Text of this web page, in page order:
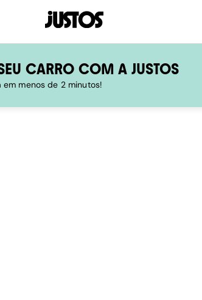
CARRO COM A JUSTOS
menos de 2 minutos!